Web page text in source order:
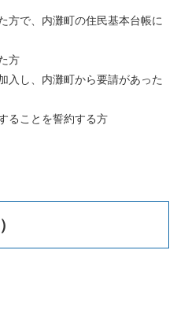
で、内灘町の住民基本台帳に
方
し、内灘町から要請があった
ことを誓約する方